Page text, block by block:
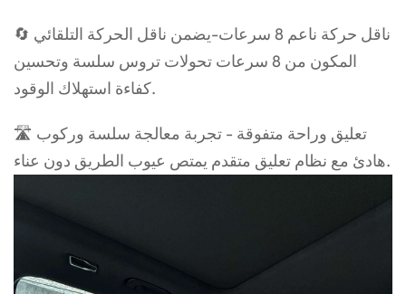
🔄 ناقل حركة ناعم 8 سرعات-يضمن ناقل الحركة التلقائي
المكون من 8 سرعات تحولات تروس سلسة وتحسين
كفاءة استهلاك الوقود.
🛣 تعليق وراحة متفوقة - تجربة معالجة سلسة وركوب
هادئ مع نظام تعليق متقدم يمتص عيوب الطريق دون عناء.